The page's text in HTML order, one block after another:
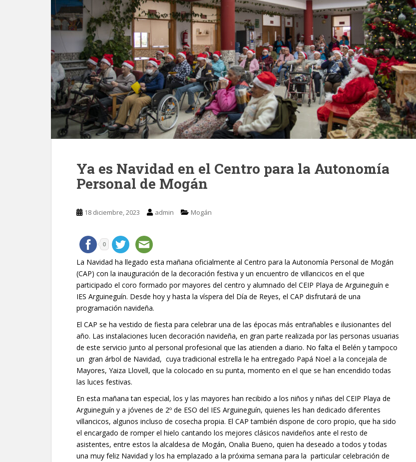
Ya es Navidad en el Centro para la Autonomía
Personal de Mogán
18 diciembre, 2023 admin Mogán
0
La Navidad ha llegado esta mañana oficialmente al Centro para la Autonomía Personal de Mogán
(CAP) con la inauguración de la decoración festiva y un encuentro de villancicos en el que
participado el coro formado por mayores del centro y alumnado del CEIP Playa de Arguineguín e
IES Arguineguín. Desde hoy y hasta la víspera del Día de Reyes, el CAP disfrutará de una
programación navideña.
El CAP se ha vestido de fiesta para celebrar una de las épocas más entrañables e ilusionantes del
año. Las instalaciones lucen decoración navideña, en gran parte realizada por las personas usuarias
de este servicio junto al personal profesional que las atienden a diario. No falta el Belén y tampoco
un gran árbol de Navidad, cuya tradicional estrella le ha entregado Papá Noel a la concejala de
Mayores, Yaiza Llovell, que la colocado en su punta, momento en el que se han encendido todas
las luces festivas.
En esta mañana tan especial, los y las mayores han recibido a los niños y niñas del CEIP Playa de
Arguineguín y a jóvenes de 2º de ESO del IES Arguineguín, quienes les han dedicado diferentes
villancicos, algunos incluso de cosecha propia. El CAP también dispone de coro propio, que ha sido
el encargado de romper el hielo cantando los mejores clásicos navideños ante el resto de
asistentes, entre estos la alcaldesa de Mogán, Onalia Bueno, quien ha deseado a todos y todas
una muy feliz Navidad y los ha emplazado a la próxima semana para la particular celebración de